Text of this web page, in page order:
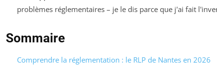
problèmes réglementaires – je le dis parce que j'ai fait
Sommaire
Comprendre la réglementation : le RLP de Nantes en 2026